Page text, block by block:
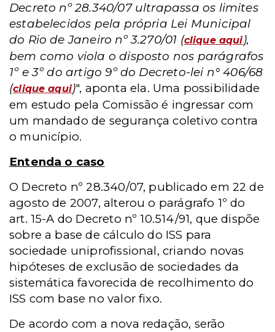
Decreto nº 28.340/07 ultrapassa os limites
estabelecidos pela própria Lei Municipal
do Rio de Janeiro nº 3.270/01 (clique aqui),
bem como viola o disposto nos parágrafos
1º e 3º do artigo 9º do Decreto-lei n° 406/68
(clique aqui)", aponta ela. Uma possibilidade
em estudo pela Comissão é ingressar com
um mandado de segurança coletivo contra
o município.
Entenda o caso
O Decreto nº 28.340/07, publicado em 22 de
agosto de 2007, alterou o parágrafo 1º do
art. 15-A do Decreto nº 10.514/91, que dispõe
sobre a base de cálculo do ISS para
sociedade uniprofissional, criando novas
hipóteses de exclusão de sociedades da
sistemática favorecida de recolhimento do
ISS com base no valor fixo.
De acordo com a nova redação, serão